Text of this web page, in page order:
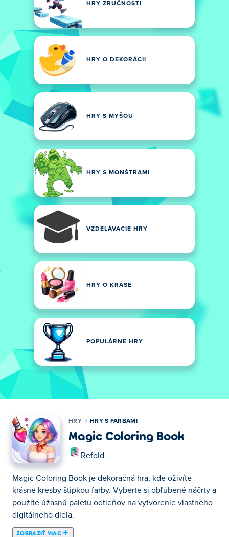
HRY ZRUČNOSTI
HRY O DEKORÁCII
HRY S MYŠOU
HRY S MONŠTRAMI
VZDELÁVACIE HRY
HRY O KRÁSE
POPULÁRNE HRY
HRY HRY S FARBAMI
Magic Coloring Book
Refold
Magic Coloring Book je dekoračná hra, kde oživíte
krásne kresby štipkou farby. Vyberte si obľúbené náčrty a
použite úžasnú paletu odtieňov na vytvorenie vlastného
digitálneho diela.
ZOBRAZIŤ VIAC